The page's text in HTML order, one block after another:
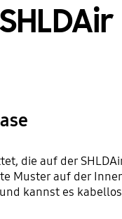
die auf der
Muster auf der
kannst es